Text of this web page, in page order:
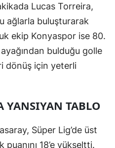
Kastamonu
Kayseri
Kırklareli
Kocaeli
Kütahya
Lucas Torreira,
ağlarla buluşturarak
ekip Konyaspor ise 80.
bulduğu golle
dönüş için yeterli
TABLO
Süper Lig’de üst
18’e yükseltti.